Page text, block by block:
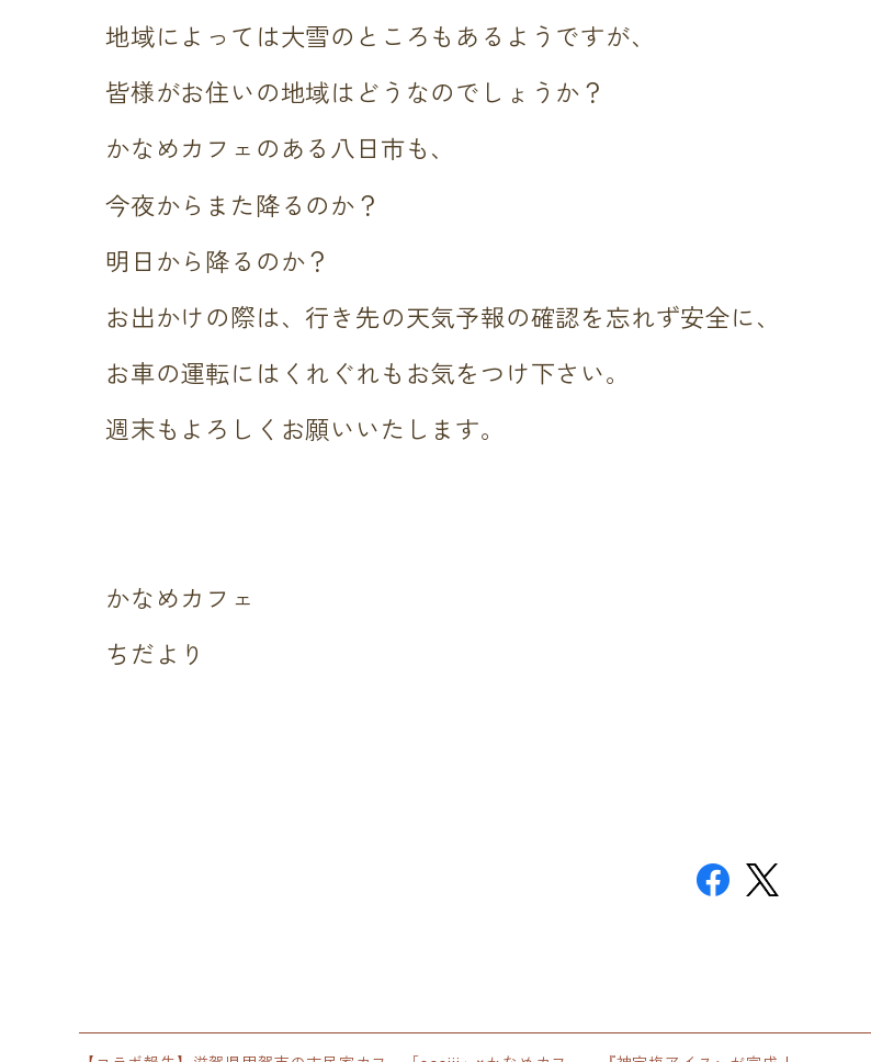
地域によっては大雪のところもあるようですが、
皆様がお住いの地域はどうなのでしょうか？
かなめカフェのある八日市も、
今夜からまた降るのか？
明日から降るのか？
お出かけの際は、行き先の天気予報の確認を忘れず安全に、
お車の運転にはくれぐれもお気をつけ下さい。
週末もよろしくお願いいたします。
かなめカフェ
ちだより